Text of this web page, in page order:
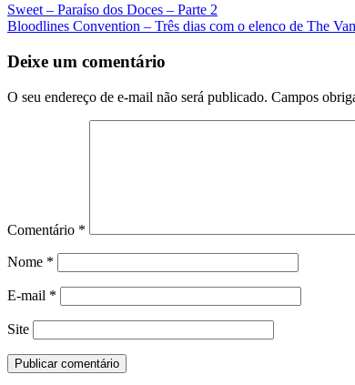
Navegação
da
Postagem
Sweet – Paraíso dos Doces – Parte 2
Bloodlines Convention – Três dias com o elenco de The
Deixe um comentário
O seu endereço de e-mail não será publicado. Campos
Comentário *
Nome *
E-mail *
Site